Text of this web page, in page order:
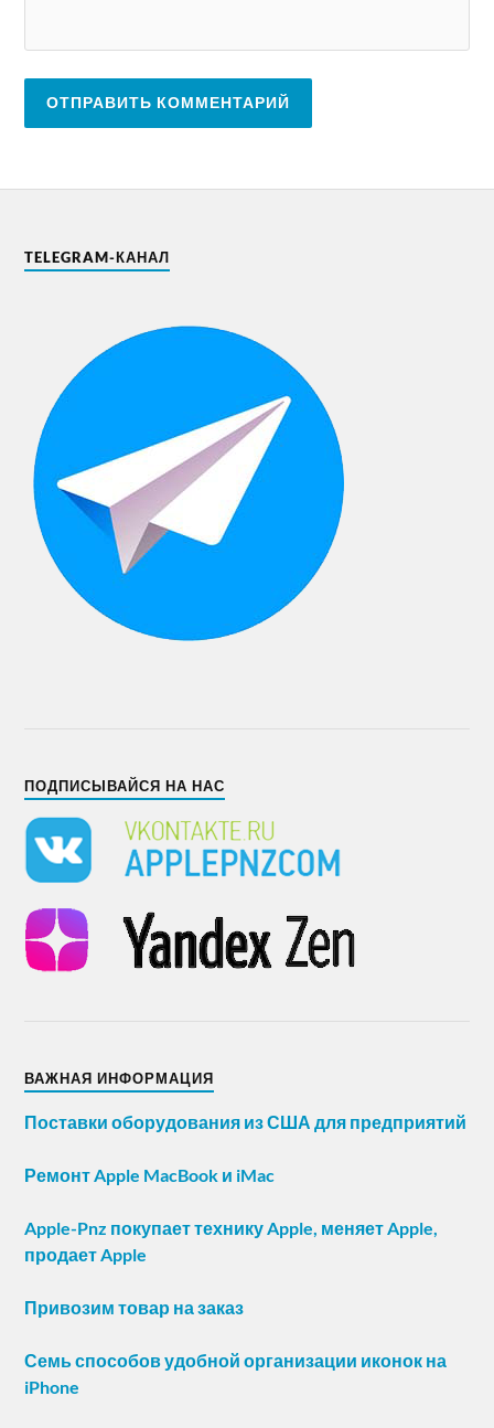
TELEGRAM-КАНАЛ
ПОДПИСЫВАЙСЯ НА НАС
ВАЖНАЯ ИНФОРМАЦИЯ
Поставки оборудования из США для предприятий
Ремонт Apple MacBook и iMac
Apple-Pnz покупает технику Apple, меняет Apple,
продает Apple
Привозим товар на заказ
Семь способов удобной организации иконок на
iPhone